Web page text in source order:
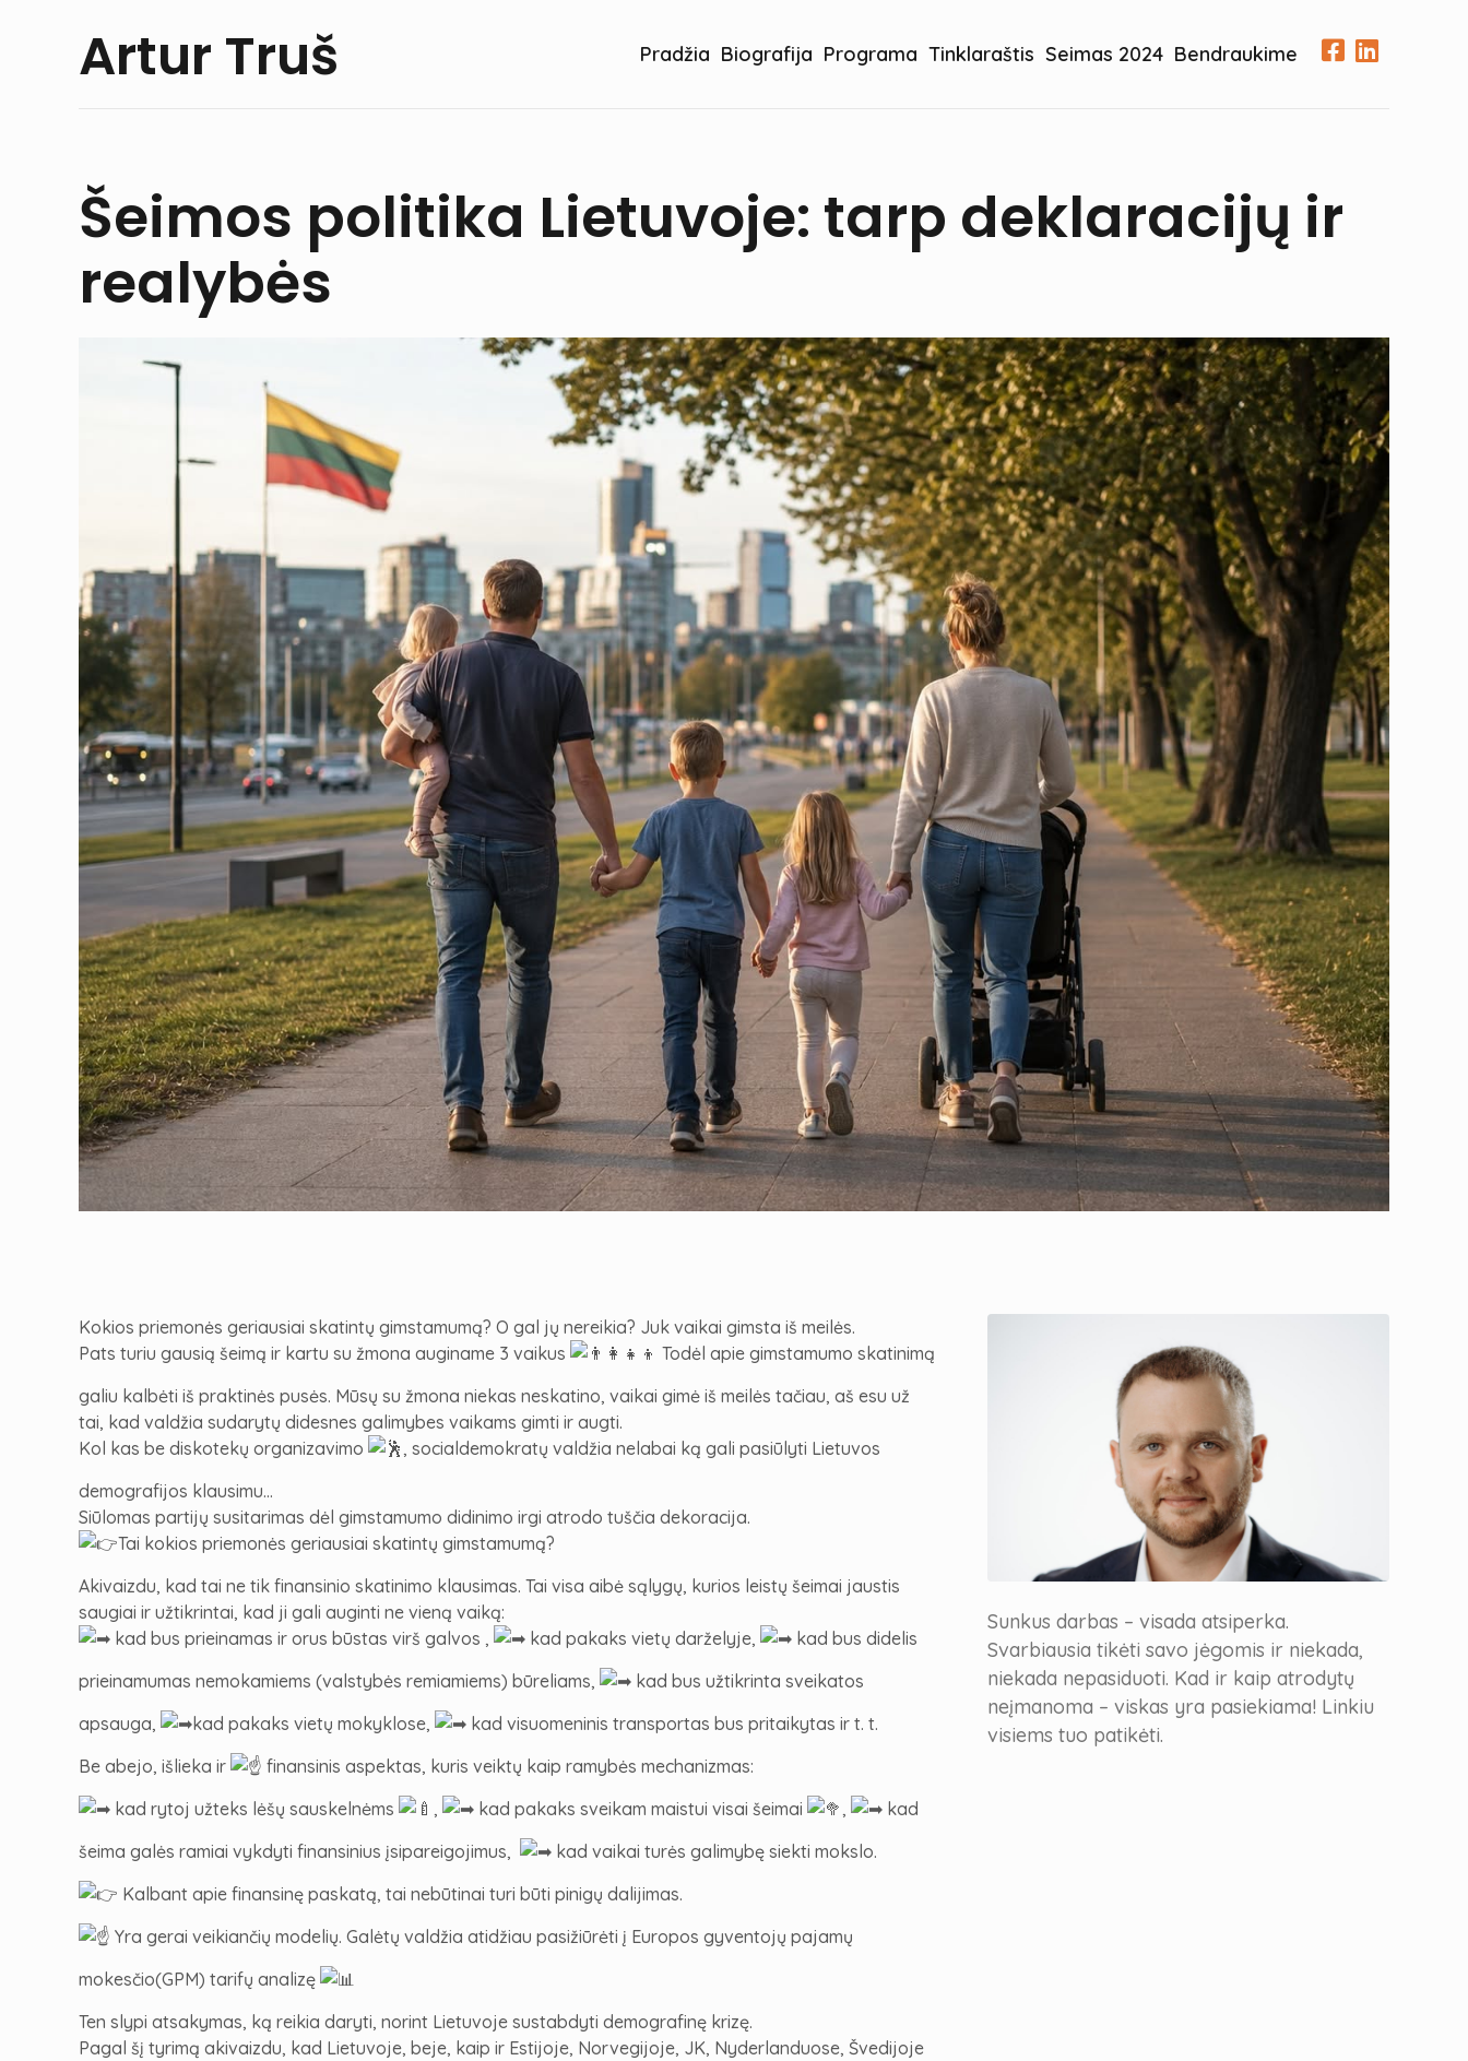
Artur Truš Pradžia Biografija Programa Tinklaraštis Seimas 2024 Bendraukime
Šeimos politika Lietuvoje: tarp deklaracijų ir
realybės
Kokios priemonės geriausiai skatintų gimstamumą? O gal jų nereikia? Juk vaikai gimsta iš meilės.
Pats turiu gausią šeimą ir kartu su žmona auginame 3 vaikus
Todėl apie gimstamumo skatinimą
galiu kalbėti iš praktinės pusės. Mūsų su žmona niekas neskatino, vaikai gimė iš meilės tačiau, aš esu už
tai, kad valdžia sudarytų didesnes galimybes vaikams gimti ir augti.
Kol kas be diskotekų organizavimo
, socialdemokratų valdžia nelabai ką gali pasiūlyti Lietuvos
demografijos klausimu…
Siūlomas partijų susitarimas dėl gimstamumo didinimo irgi atrodo tuščia dekoracija.
Tai kokios priemonės geriausiai skatintų gimstamumą?
Akivaizdu, kad tai ne tik finansinio skatinimo klausimas. Tai visa aibė sąlygų, kurios leistų šeimai jaustis
saugiai ir užtikrintai, kad ji gali auginti ne vieną vaiką:
kad bus prieinamas ir orus būstas virš galvos ,️
kad pakaks vietų darželyje,
kad bus didelis
prieinamumas nemokamiems (valstybės remiamiems) būreliams,
kad bus užtikrinta sveikatos
apsauga,
kad pakaks vietų mokyklose,
kad visuomeninis transportas bus pritaikytas ir t. t.
Be abejo, išlieka ir
finansinis aspektas, kuris veiktų kaip ramybės mechanizmas:
kad rytoj užteks lėšų sauskelnėms
, kad pakaks sveikam maistui visai šeimai ,️
kad
šeima galės ramiai vykdyti finansinius įsipareigojimus, ️
kad vaikai turės galimybę siekti mokslo.
Kalbant apie finansinę paskatą, tai nebūtinai turi būti pinigų dalijimas.
Yra gerai veikiančių modelių. Galėtų valdžia atidžiau pasižiūrėti į Europos gyventojų pajamų
mokesčio(GPM) tarifų analizę
Ten slypi atsakymas, ką reikia daryti, norint Lietuvoje sustabdyti demografinę krizę.
Pagal šį tyrimą akivaizdu, kad Lietuvoje, beje, kaip ir Estijoje, Norvegijoje, JK, Nyderlanduose, Švedijoje
Sunkus darbas – visada atsiperka.
Svarbiausia tikėti savo jėgomis ir niekada,
niekada nepasiduoti. Kad ir kaip atrodytų
neįmanoma – viskas yra pasiekiama! Linkiu
visiems tuo patikėti.